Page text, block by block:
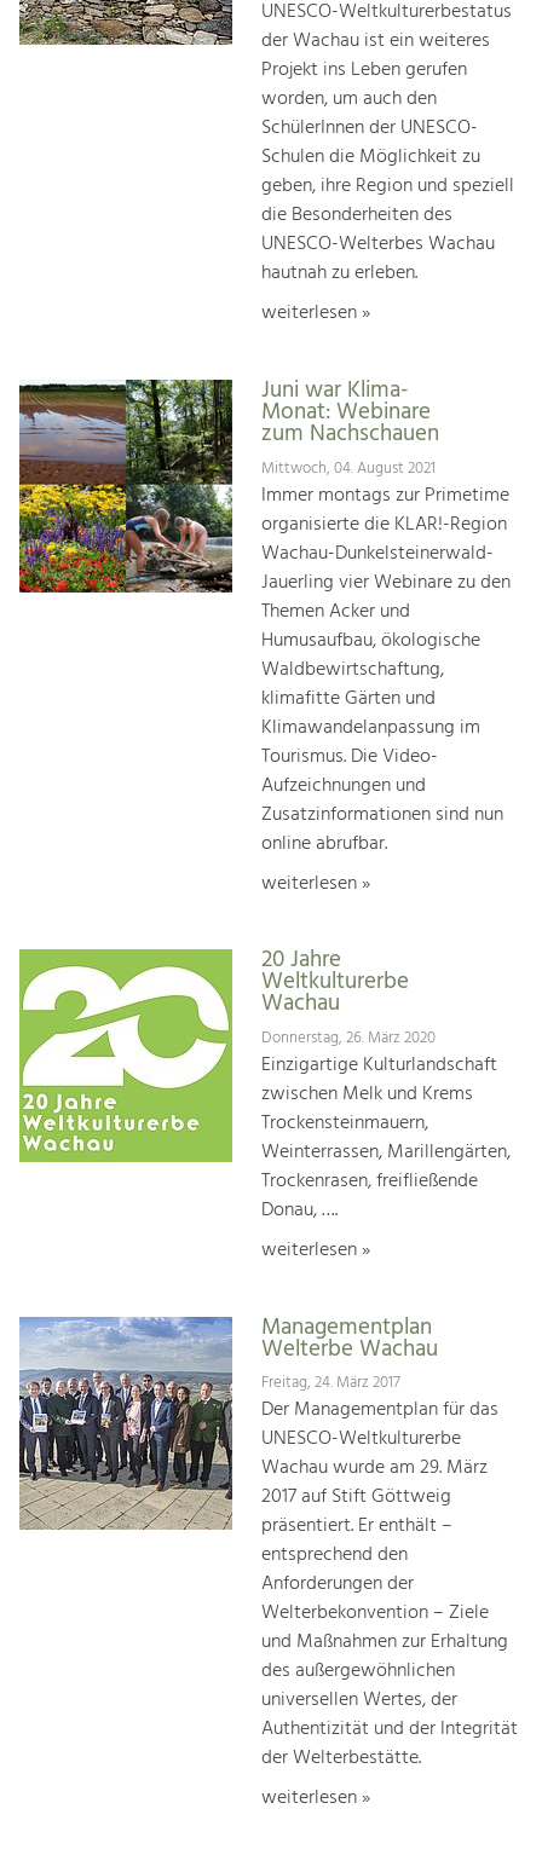
UNESCO-Weltkulturerbestatus
der Wachau ist ein weiteres
Projekt ins Leben gerufen
worden, um auch den
SchülerInnen der UNESCO-
Schulen die Möglichkeit zu
geben, ihre Region und speziell
die Besonderheiten des
UNESCO-Welterbes Wachau
hautnah zu erleben.
weiterlesen »
Juni war Klima-
Monat: Webinare
zum Nachschauen
Mittwoch, 04. August 2021
Immer montags zur Primetime
organisierte die KLAR!-Region
Wachau-Dunkelsteinerwald-
Jauerling vier Webinare zu den
Themen Acker und
Humusaufbau, ökologische
Waldbewirtschaftung,
klimafitte Gärten und
Klimawandelanpassung im
Tourismus. Die Video-
Aufzeichnungen und
Zusatzinformationen sind nun
online abrufbar.
weiterlesen »
20 Jahre
Weltkulturerbe
Wachau
Donnerstag, 26. März 2020
Einzigartige Kulturlandschaft
zwischen Melk und Krems
Trockensteinmauern,
Weinterrassen, Marillengärten,
Trockenrasen, freifließende
Donau, ….
weiterlesen »
Managementplan
Welterbe Wachau
Freitag, 24. März 2017
Der Managementplan für das
UNESCO-Weltkulturerbe
Wachau wurde am 29. März
2017 auf Stift Göttweig
präsentiert. Er enthält –
entsprechend den
Anforderungen der
Welterbekonvention – Ziele
und Maßnahmen zur Erhaltung
des außergewöhnlichen
universellen Wertes, der
Authentizität und der Integrität
der Welterbestätte.
weiterlesen »